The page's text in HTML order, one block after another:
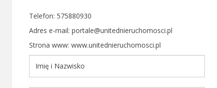
Telefon: 575880930
Adres e-mail: portale@unitednieruchomosci.pl
Strona www: www.unitednieruchomosci.pl